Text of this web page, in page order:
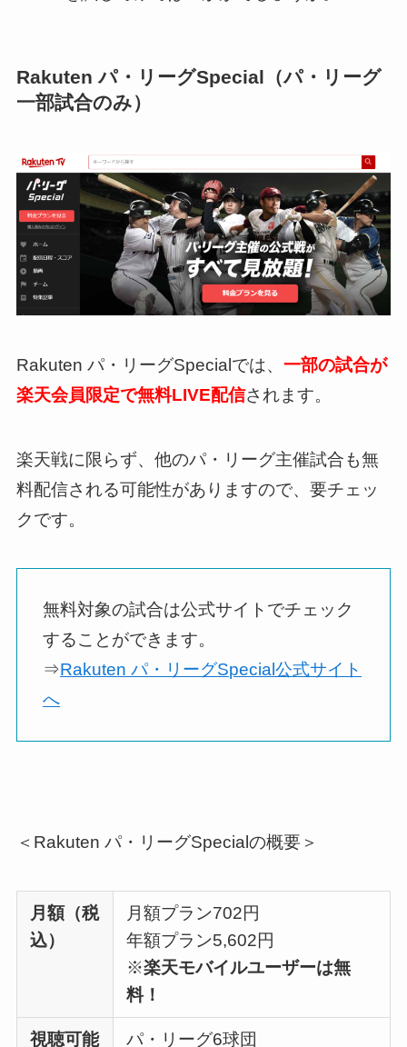
Rakuten パ・リーグSpecial（パ・リーグ
一部試合のみ）
Rakuten パ・リーグSpecialでは、 一部の試合が
楽天会員限定で無料LIVE配信されます。
楽天戦に限らず、他のパ・リーグ主催試合も無
料配信される可能性がありますので、要チェッ
クです。
無料対象の試合は公式サイトでチェック
することができます。
⇒Rakuten パ・リーグSpecial公式サイト
へ
＜Rakuten パ・リーグSpecialの概要＞
月額（税
込）
月額プラン702円
年額プラン5,602円
※楽天モバイルユーザーは無
料！
視聴可能 パ・リーグ6球団